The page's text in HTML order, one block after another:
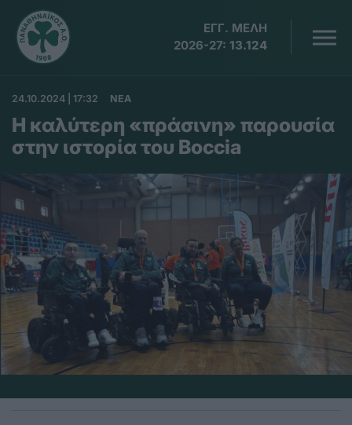
ΕΓΓ. ΜΕΛΗ
2026-27: 13.124
24.10.2024 | 17:32 ΝΕΑ
Η καλύτερη «πράσινη» παρουσία
στην ιστορία του Boccia